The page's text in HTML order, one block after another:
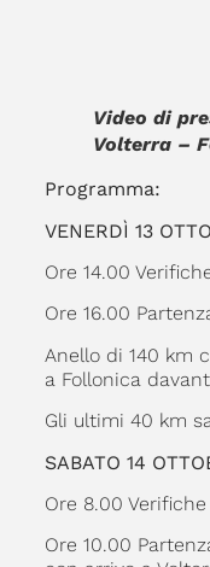
Video di
Volterra –
Programma:
VENERDÌ 13
Ore 14.00
Ore 16.00
Anello di 140 km
a Follonica
Gli ultimi 40 km
SABATO 14
Ore 8.00
Ore 10.00